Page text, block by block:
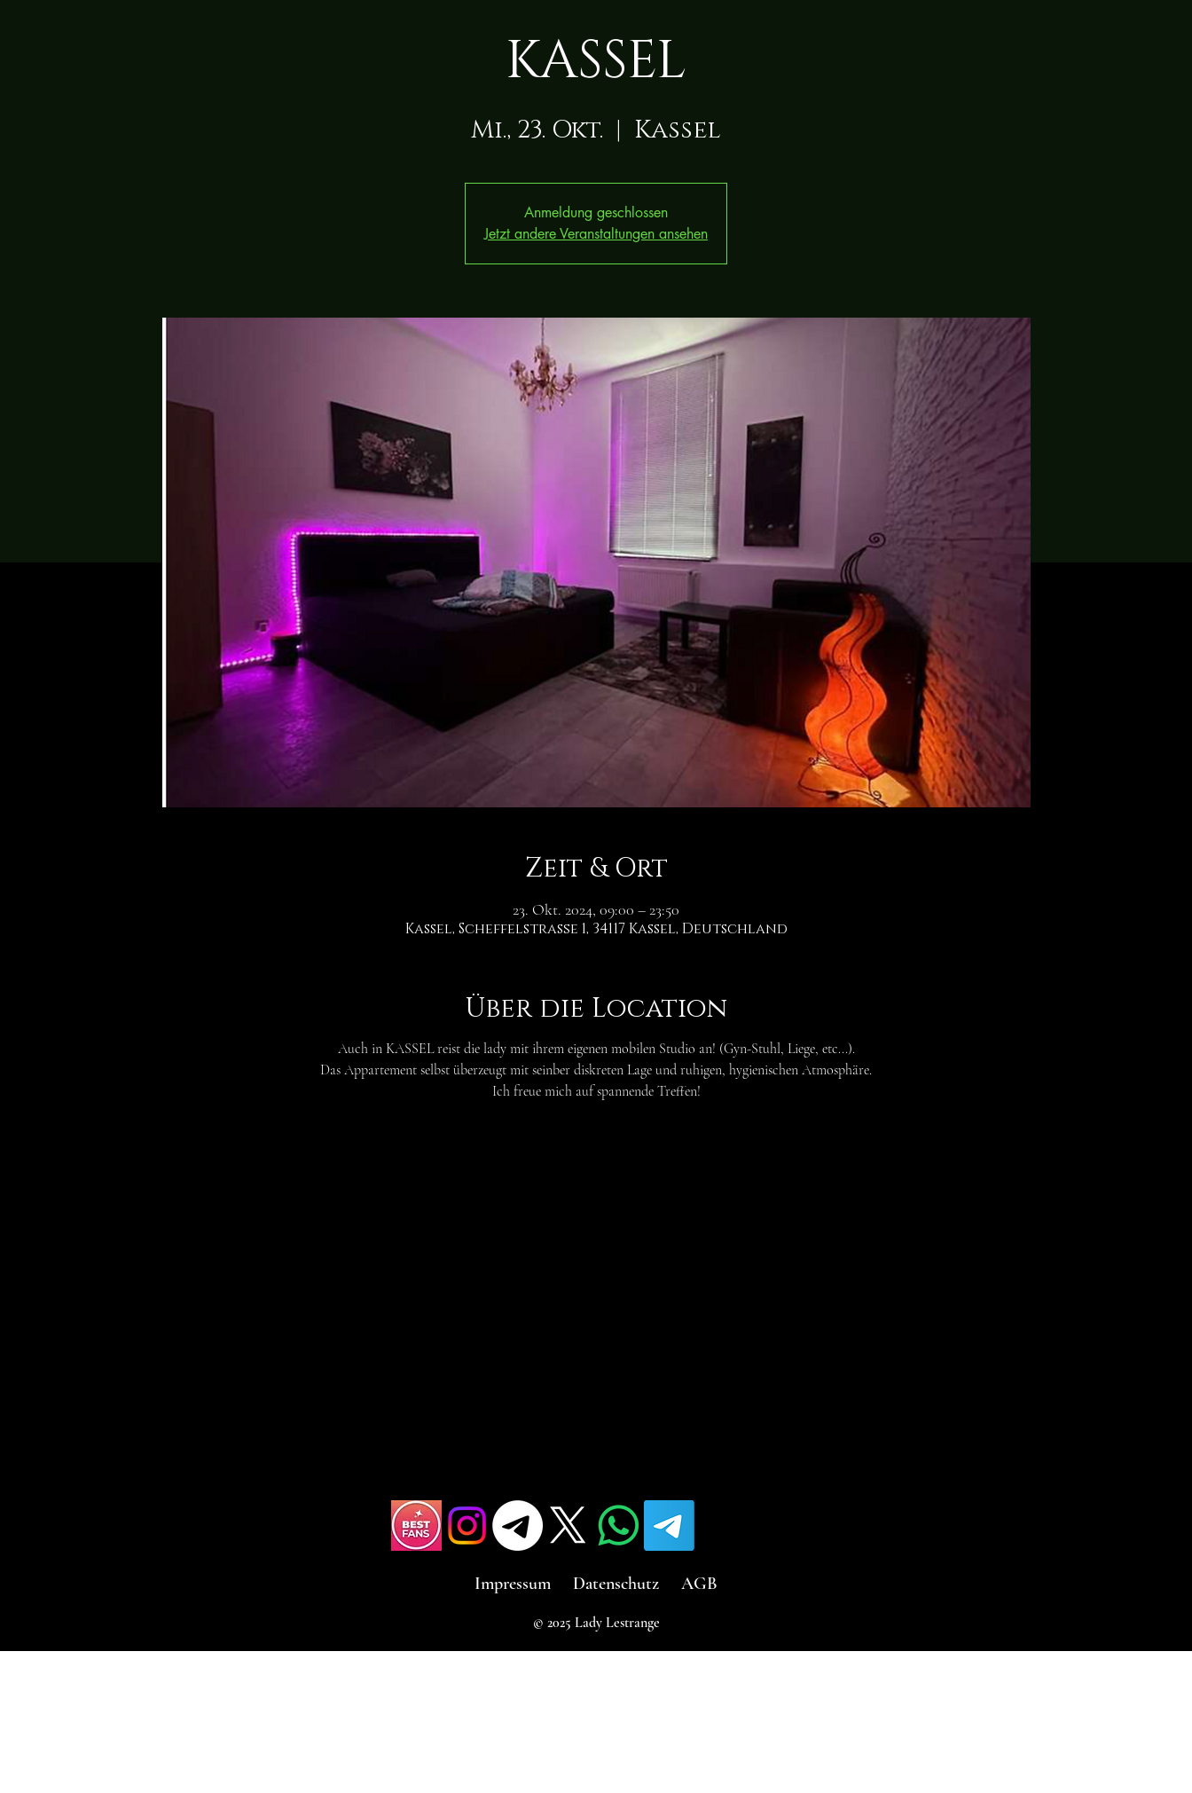
KASSEL
Mi., 23. Okt.
  |
Kassel
Anmeldung geschlossen
Jetzt andere Veranstaltungen ansehen
Zeit & Ort
23. Okt. 2024, 09:00 – 23:50
Kassel, Scheffelstraße 1, 34117 Kassel, Deutschland
Über die Location
Auch in KASSEL reist die lady mit ihrem eigenen mobilen Studio an! (Gyn-Stuhl, Liege, etc...).
Das Appartement selbst überzeugt mit seinber diskreten Lage und ruhigen, hygienischen Atmosphäre.
Ich freue mich auf spannende Treffen!
Impressum Datenschutz AGB
© 2025 Lady Lestrange